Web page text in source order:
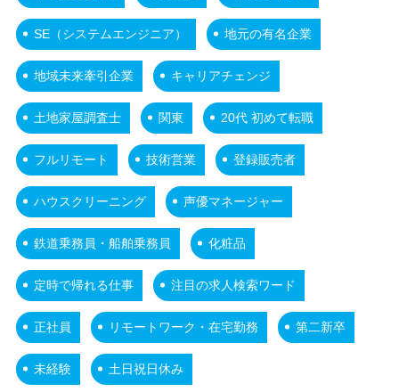
SE（システムエンジニア） 地元の有名企業
地域未来牽引企業 キャリアチェンジ
土地家屋調査士 関東 20代 初めて転職
フルリモート 技術営業 登録販売者
ハウスクリーニング 声優マネージャー
鉄道乗務員・船舶乗務員 化粧品
定時で帰れる仕事 注目の求人検索ワード
正社員 リモートワーク・在宅勤務 第二新卒
未経験 土日祝日休み